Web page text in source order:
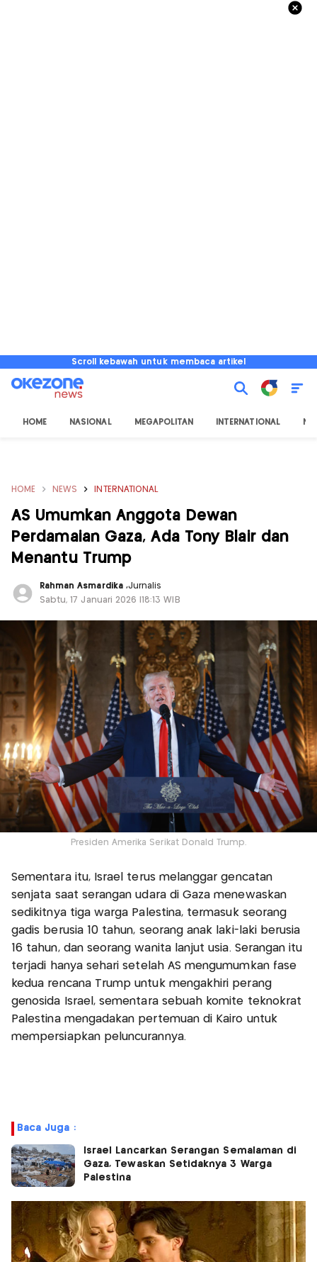
Scroll kebawah untuk membaca artikel
HOME NASIONAL MEGAPOLITAN INTERNATIONAL
HOME NEWS INTERNATIONAL
AS Umumkan Anggota Dewan
Perdamaian Gaza, Ada Tony Blair dan
Menantu Trump
Rahman Asmardika ,Jurnalis
Sabtu, 17 Januari 2026 |18:13 WIB
Presiden Amerika Serikat Donald Trump.
Sementara itu, Israel terus melanggar gencatan
senjata saat serangan udara di Gaza menewaskan
sedikitnya tiga warga Palestina, termasuk seorang
gadis berusia 10 tahun, seorang anak laki-laki berusia
16 tahun, dan seorang wanita lanjut usia. Serangan itu
terjadi hanya sehari setelah AS mengumumkan fase
kedua rencana Trump untuk mengakhiri perang
genosida Israel, sementara sebuah komite teknokrat
Palestina mengadakan pertemuan di Kairo untuk
mempersiapkan peluncurannya.
Baca Juga :
Israel Lancarkan Serangan Semalaman di
Gaza, Tewaskan Setidaknya 3 Warga
Palestina